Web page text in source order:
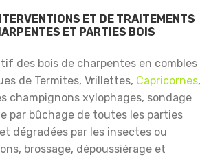
ET DE TRAITEMENTS
ET PARTIES BOIS
des bois de charpentes en combles
de Termites, Vrillettes, Capricornes,
champignons xylophages, sondage
par bûchage de toutes les parties
dégradées par les insectes ou
brossage, dépoussiérage et